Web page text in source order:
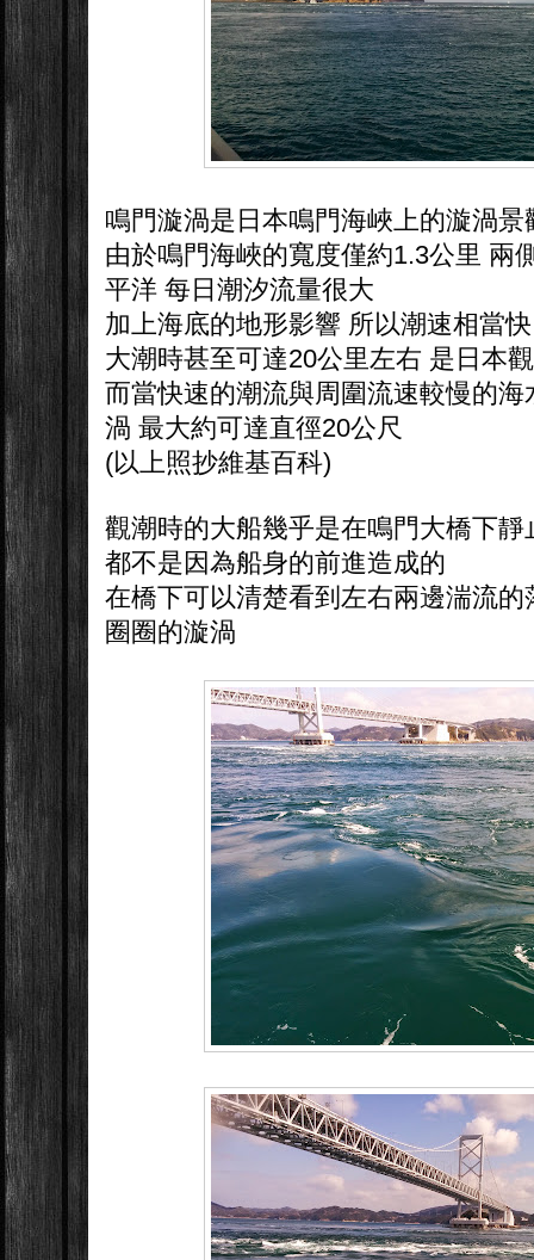
鳴門漩渦是日本鳴門海峽上的漩渦
由於鳴門海峽的寬度僅約1.3公里 兩
平洋 每日潮汐流量很大
加上海底的地形影響 所以潮速相當快
大潮時甚至可達20公里左右 是日本
而當快速的潮流與周圍流速較慢的
渦 最大約可達直徑20公尺
(以上照抄維基百科)
觀潮時的大船幾乎是在鳴門大橋下
都不是因為船身的前進造成的
在橋下可以清楚看到左右兩邊湍流
圈圈的漩渦